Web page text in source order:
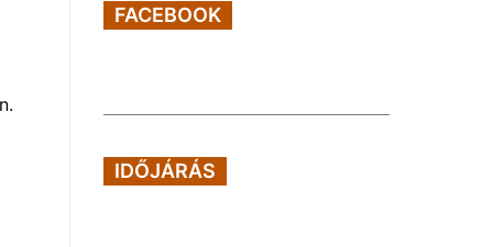
FACEBOOK
IDŐJÁRÁS